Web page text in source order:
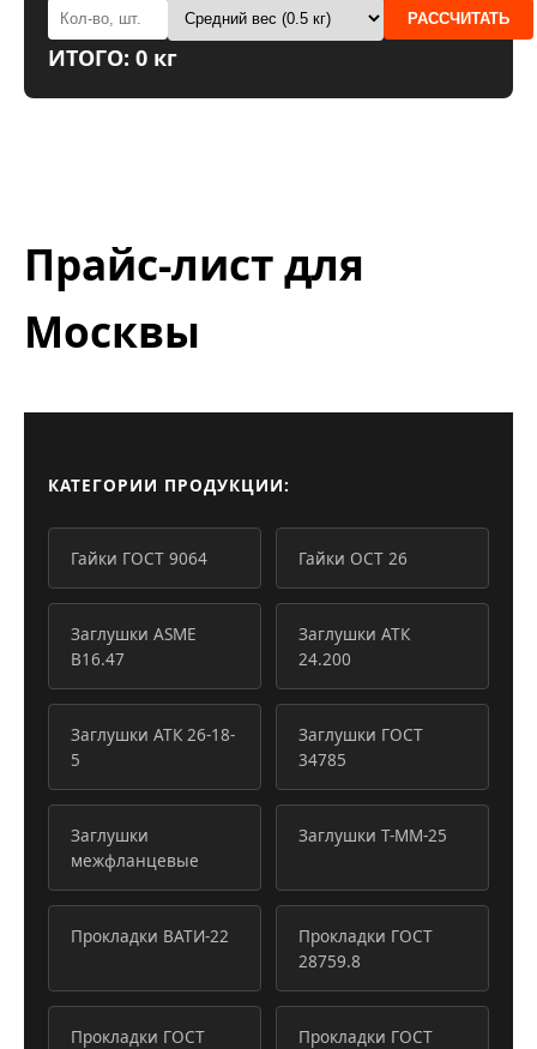
РАССЧИТАТЬ
ИТОГО: 0 кг
Прайс-лист для
Москвы
КАТЕГОРИИ ПРОДУКЦИИ:
Гайки ГОСТ 9064 Гайки ОСТ 26
Заглушки ASME
B16.47
Заглушки АТК
24.200
Заглушки АТК 26-18-
5
Заглушки ГОСТ
34785
Заглушки
межфланцевые
Заглушки Т-ММ-25
Прокладки ВАТИ-22
Прокладки ГОСТ
28759.8
Прокладки ГОСТ
Прокладки ГОСТ